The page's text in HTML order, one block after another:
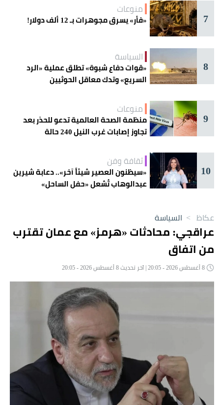
7
منوعات
«فأر» يسرق مجوهرات بـ 12 ألف دولار!
8
السياسة
«قوات دفاع شبوة» تطلق عملية «الرد
السريع» وتدك معاقل الحوثيين
9
منوعات
منظمة الصحة العالمية تدعو للحذر بعد
تجاوز إصابات غرب النيل 240 حالة
10
ثقافة وفن
«سيظنون العصير شيئاً آخر».. دعابة شيرين
عبدالوهاب تُشعل «حفل الساحل»
عكاظ > السياسة
عراقجي: محادثات «هرمز» مع عمان تقترب
من اتفاق